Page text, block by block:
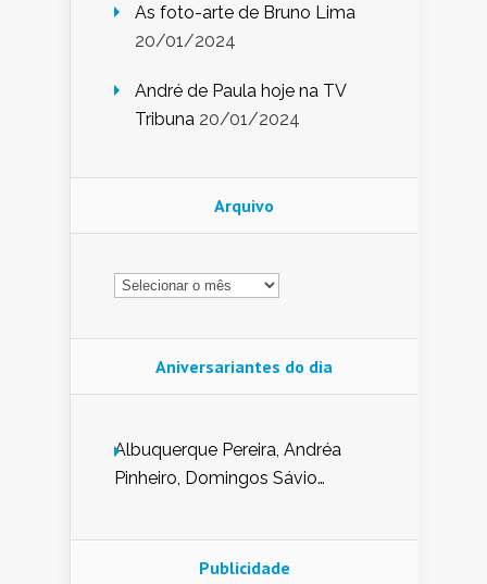
As foto-arte de Bruno Lima
20/01/2024
André de Paula hoje na TV
Tribuna 20/01/2024
Arquivo
Arquivo
Aniversariantes do dia
Albuquerque Pereira, Andréa
Pinheiro, Domingos Sávio
Nunes de Sena, Fátima Peixoto,
Publicidade